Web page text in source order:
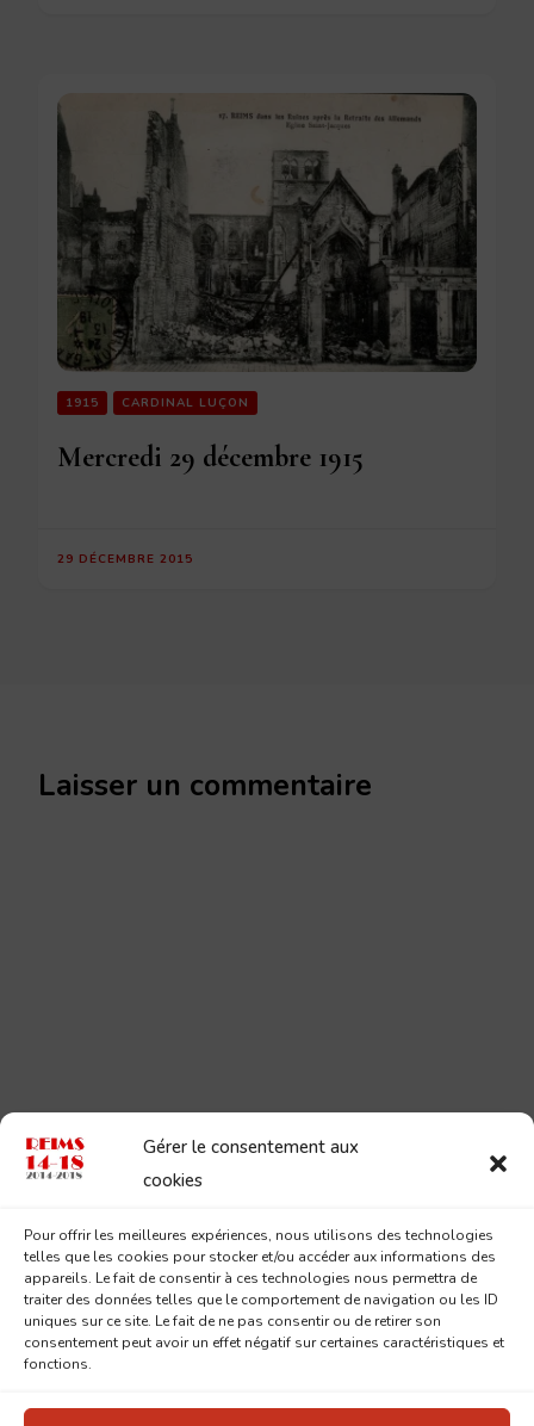
Gérer le consentement aux
cookies
Pour offrir les meilleures expériences, nous utilisons des technologies
telles que les cookies pour stocker et/ou accéder aux informations des
appareils. Le fait de consentir à ces technologies nous permettra de
traiter des données telles que le comportement de navigation ou les ID
uniques sur ce site. Le fait de ne pas consentir ou de retirer son
consentement peut avoir un effet négatif sur certaines caractéristiques et
fonctions.
1915 CARDINAL LUÇON
Mercredi 29 décembre 1915
29 DÉCEMBRE 2015
Laisser un commentaire